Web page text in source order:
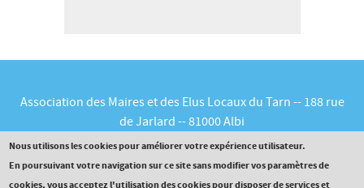
Association des Maires et des Elus Locaux du Tarn -- 188 rue
de Jarlard -- 81000 Albi
Tél :05.63.60.16.30-- Courriel :contact@maires81.asso.fr
Nous utilisons les cookies pour améliorer votre expérience utilisateur.
En poursuivant votre navigation sur ce site sans modifier vos paramètres de
cookies, vous acceptez l'utilisation des cookies pour disposer de services et